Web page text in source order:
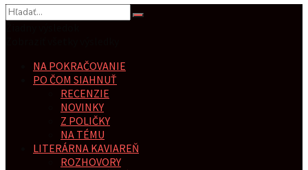
NA POKRAČOVANIE
PO ČOM SIAHNUŤ
RECENZIE
NOVINKY
Z POLIČKY
NA TÉMU
LITERÁRNA KAVIAREŇ
ROZHOVORY